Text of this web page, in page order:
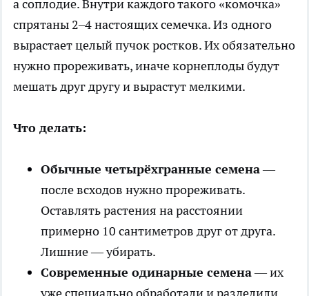
а соплодие. Внутри каждого такого «комочка»
спрятаны 2–4 настоящих семечка. Из одного
вырастает целый пучок ростков. Их обязательно
нужно прореживать, иначе корнеплоды будут
мешать друг другу и вырастут мелкими.
Что делать:
Обычные четырёхгранные семена—
после всходов нужно прореживать.
Оставлять растения на расстоянии
примерно 10 сантиметров друг от друга.
Лишние — убирать.
Современные одинарные семена— их
уже специально обработали и разделили.